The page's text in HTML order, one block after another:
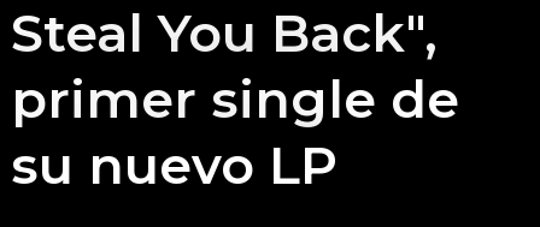
Steal You Back",
primer single de
su nuevo LP